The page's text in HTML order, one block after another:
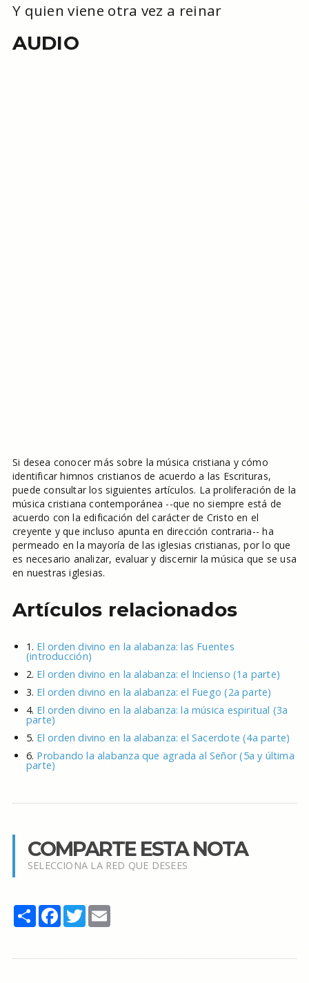
Y quien viene otra vez a reinar
AUDIO
Si desea conocer más sobre la música cristiana y cómo
identificar himnos cristianos de acuerdo a las Escrituras,
puede consultar los siguientes artículos. La proliferación de la
música cristiana contemporánea --que no siempre está de
acuerdo con la edificación del carácter de Cristo en el
creyente y que incluso apunta en dirección contraria-- ha
permeado en la mayoría de las iglesias cristianas, por lo que
es necesario analizar, evaluar y discernir la música que se usa
en nuestras iglesias.
Artículos relacionados
1. El orden divino en la alabanza: las Fuentes
(introducción)
2. El orden divino en la alabanza: el Incienso (1a parte)
3. El orden divino en la alabanza: el Fuego (2a parte)
4. El orden divino en la alabanza: la música espiritual (3a
parte)
5. El orden divino en la alabanza: el Sacerdote (4a parte)
6. Probando la alabanza que agrada al Señor (5a y última
parte)
COMPARTE ESTA NOTA
SELECCIONA LA RED QUE DESEES
Share Facebook
TwitterEmail